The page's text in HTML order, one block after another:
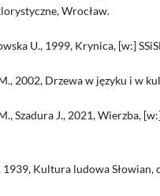
Wrocław.
U., 1999, Krynica, [w:]
2002, Drzewa w języku i w
Szadura J., 2021, Wierzba,
1939, Kultura ludowa Słowian,